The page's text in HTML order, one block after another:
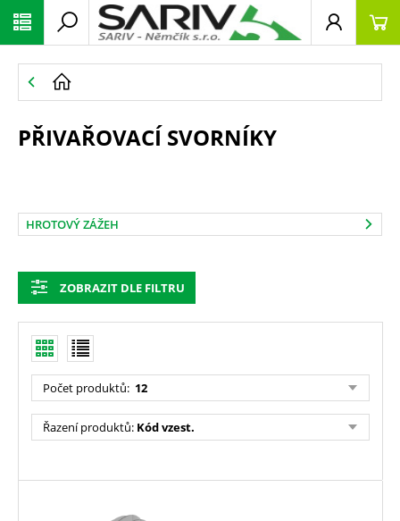
PŘIVAŘOVACÍ SVORNÍKY
HROTOVÝ ZÁŽEH
ZOBRAZIT DLE FILTRU
Počet produktů: 12
Řazení produktů: Kód vzest.